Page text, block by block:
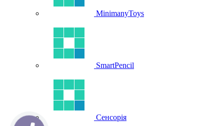
MinimanyToys
SmartPencil
Сенсорія